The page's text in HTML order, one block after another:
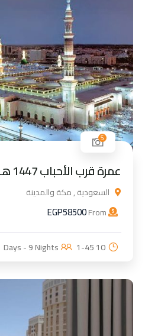
5
عمرة قرب الأحباب 1447 هـ (10 أيام -9 ليالي )
السعودية , مكة والمدينة
EGP58500
10 Days - 9 Nights
1-45